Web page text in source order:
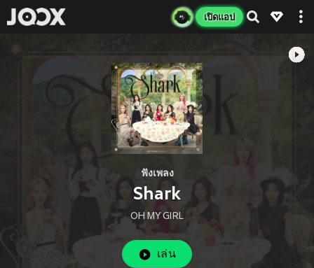
เปิดแอป
ฟังเพลง
Shark
OH MY GIRL
เล่น